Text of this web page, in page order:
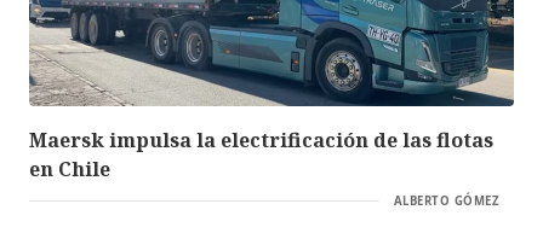
Maersk impulsa la electrificación de las flotas
en Chile
ALBERTO GÓMEZ